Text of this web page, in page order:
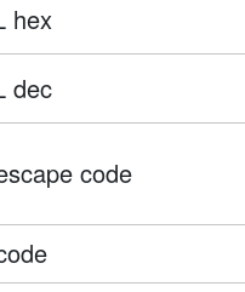
hex
dec
code